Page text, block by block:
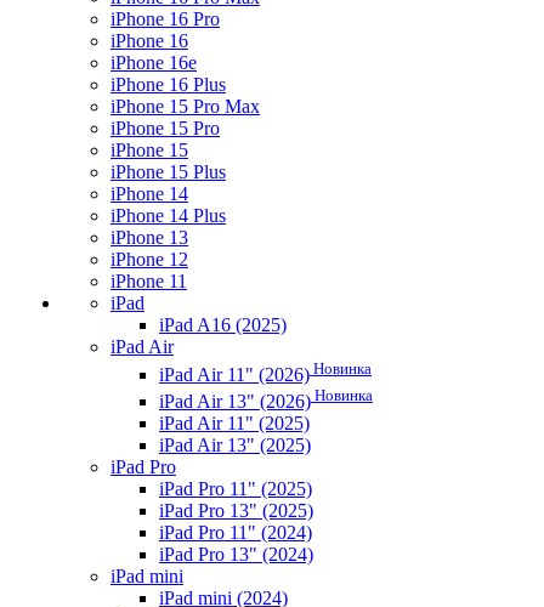
iPhone 16 Pro
iPhone 16
iPhone 16e
iPhone 16 Plus
iPhone 15 Pro Max
iPhone 15 Pro
iPhone 15
iPhone 15 Plus
iPhone 14
iPhone 14 Plus
iPhone 13
iPhone 12
iPhone 11
iPad
iPad A16 (2025)
iPad Air
iPad Air 11" (2026) Новинка
iPad Air 13" (2026) Новинка
iPad Air 11" (2025)
iPad Air 13" (2025)
iPad Pro
iPad Pro 11" (2025)
iPad Pro 13" (2025)
iPad Pro 11" (2024)
iPad Pro 13" (2024)
iPad mini
iPad mini (2024)